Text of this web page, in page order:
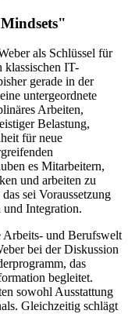
als Schlüssel für
klassischen IT-
gerade in der
untergeordnete
Arbeiten,
Belastung,
für neue
es Mitarbeitern,
und arbeiten zu
sei Voraussetzung
Integration.
Arbeits- und Berufswelt
bei der Diskussion
das
begleitet.
sowohl Ausstattung
Gleichzeitig schlägt